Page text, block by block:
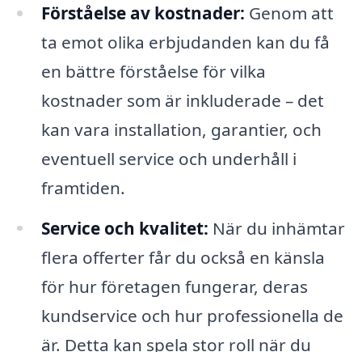
Förståelse av kostnader: Genom att
ta emot olika erbjudanden kan du få
en bättre förståelse för vilka
kostnader som är inkluderade – det
kan vara installation, garantier, och
eventuell service och underhåll i
framtiden.
Service och kvalitet: När du inhämtar
flera offerter får du också en känsla
för hur företagen fungerar, deras
kundservice och hur professionella de
är. Detta kan spela stor roll när du